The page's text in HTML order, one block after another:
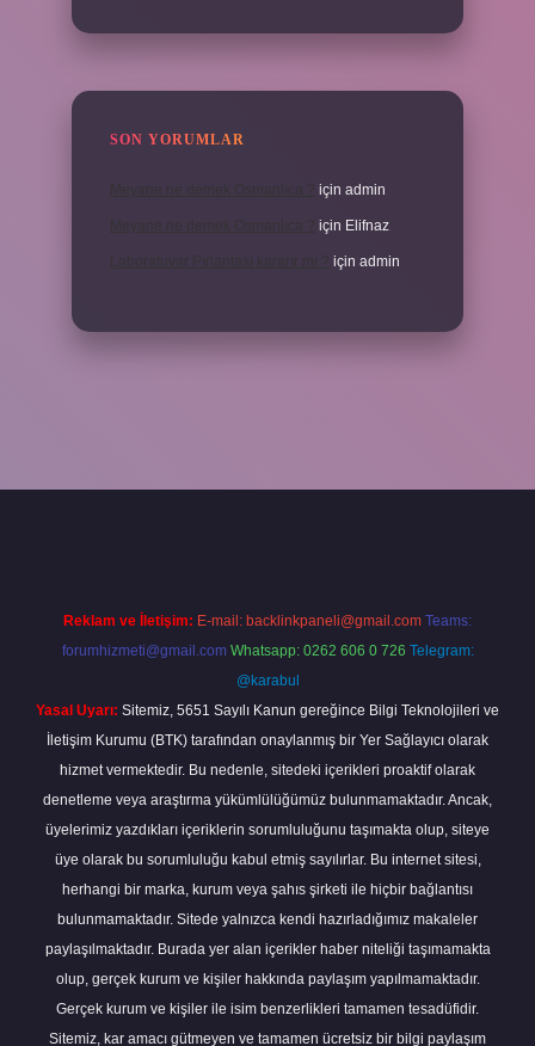
SON YORUMLAR
için admin
için Elifnaz
için admin
Reklam ve İletişim: E-mail: backlinkpaneli@gmail.com Teams:
forumhizmeti@gmail.com Whatsapp: 0262 606 0 726 Telegram:
@karabul
Yasal Uyarı: Sitemiz, 5651 Sayılı Kanun gereğince Bilgi Teknolojileri ve
İletişim Kurumu (BTK) tarafından onaylanmış bir Yer Sağlayıcı olarak
hizmet vermektedir. Bu nedenle, sitedeki içerikleri proaktif olarak
denetleme veya araştırma yükümlülüğümüz bulunmamaktadır. Ancak,
üyelerimiz yazdıkları içeriklerin sorumluluğunu taşımakta olup, siteye
üye olarak bu sorumluluğu kabul etmiş sayılırlar. Bu internet sitesi,
herhangi bir marka, kurum veya şahıs şirketi ile hiçbir bağlantısı
bulunmamaktadır. Sitede yalnızca kendi hazırladığımız makaleler
paylaşılmaktadır. Burada yer alan içerikler haber niteliği taşımamakta
olup, gerçek kurum ve kişiler hakkında paylaşım yapılmamaktadır.
Gerçek kurum ve kişiler ile isim benzerlikleri tamamen tesadüfidir.
Sitemiz, kar amacı gütmeyen ve tamamen ücretsiz bir bilgi paylaşım